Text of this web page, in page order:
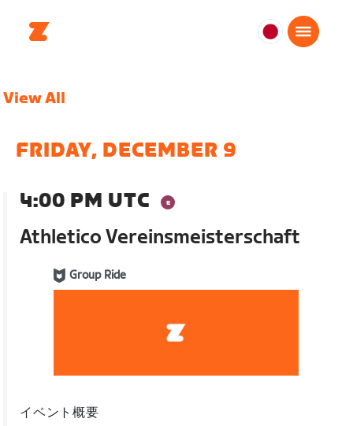
日
View All
FRIDAY, DECEMBER 9
4:00 PM UTC
Athletico Vereinsmeisterschaft
Group Ride
イベント概要